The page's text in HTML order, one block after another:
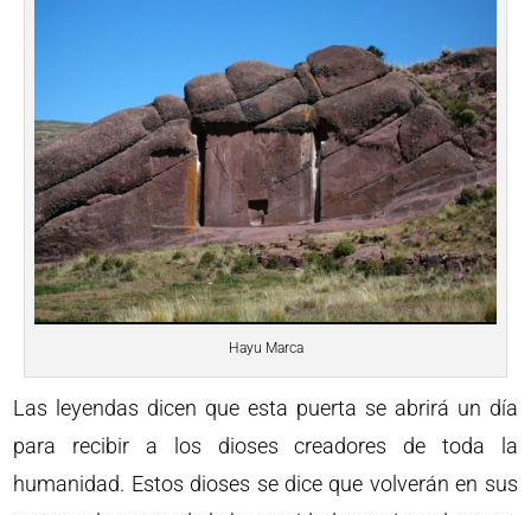
Hayu Marca
Las leyendas dicen que esta puerta se abrirá un día
para recibir a los dioses creadores de toda la
humanidad. Estos dioses se dice que volverán en sus